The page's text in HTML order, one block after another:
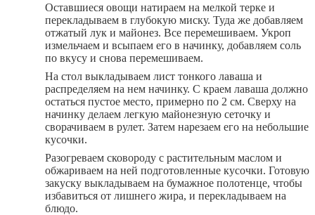
Оставшиеся овощи натираем на мелкой терке и
перекладываем в глубокую миску. Туда же добавляем
отжатый лук и майонез. Все перемешиваем. Укроп
измельчаем и всыпаем его в начинку, добавляем соль
по вкусу и снова перемешиваем.
На стол выкладываем лист тонкого лаваша и
распределяем на нем начинку. С краем лаваша должно
остаться пустое место, примерно по 2 см. Сверху на
начинку делаем легкую майонезную сеточку и
сворачиваем в рулет. Затем нарезаем его на небольшие
кусочки.
Разогреваем сковороду с растительным маслом и
обжариваем на ней подготовленные кусочки. Готовую
закуску выкладываем на бумажное полотенце, чтобы
избавиться от лишнего жира, и перекладываем на
блюдо.